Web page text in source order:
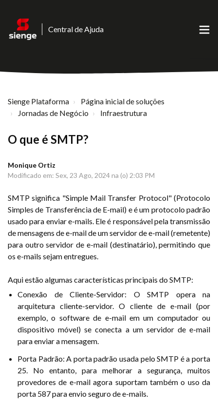
Central de Ajuda
Sienge Plataforma
Página inicial de soluções
Jornadas de Negócio
Infraestrutura
O que é SMTP?
Monique Ortiz
Modificado em: Sex, 23 Ago, 2024 na (o) 2:03 PM
SMTP significa "Simple Mail Transfer Protocol" (Protocolo
Simples de Transferência de E-mail) e é um protocolo padrão
usado para enviar e-mails. Ele é responsável pela transmissão
de mensagens de e-mail de um servidor de e-mail (remetente)
para outro servidor de e-mail (destinatário), permitindo que
os e-mails sejam entregues.
Aqui estão algumas características principais do SMTP:
Conexão de Cliente-Servidor: O SMTP opera na
arquitetura cliente-servidor. O cliente de e-mail (por
exemplo, o software de e-mail em um computador ou
dispositivo móvel) se conecta a um servidor de e-mail
para enviar a mensagem.
Porta Padrão: A porta padrão usada pelo SMTP é a porta
25. No entanto, para melhorar a segurança, muitos
provedores de e-mail agora suportam também o uso da
porta 587 para envio seguro de e-mails.